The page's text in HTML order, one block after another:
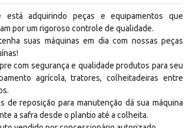
está adquirindo peças e equipamentos que
por um rigoroso controle de qualidade.
suas máquinas em dia com nossas peças
com segurança e qualidade produtos para seu
agrícola, tratores, colheitadeiras entre
de reposição para manutenção dá sua máquina
a safra desde o plantio até a colheita.